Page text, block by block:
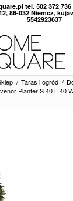
tel. 502 372
86-032 Niemcz,
5542923637
/ Taras i ogród /
Planter S 40 L 40